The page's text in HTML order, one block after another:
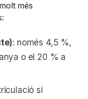
més
: només 4,5 %,
o el 20 % a
si